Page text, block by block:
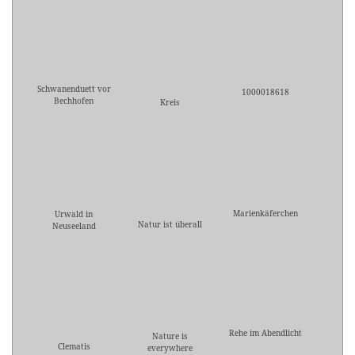
Schwanenduett vor
Bechhofen
Kreis
1000018618
Urwald in
Neuseeland
Natur ist überall
Marienkäferchen
Clematis
Nature is
everywhere
Rehe im Abendlicht